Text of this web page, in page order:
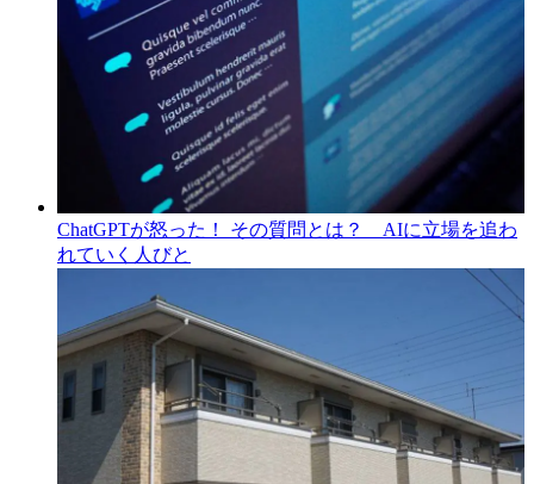
ChatGPTが怒った！ その質問とは？ AIに立場を追わ
れていく人びと